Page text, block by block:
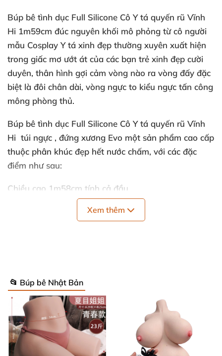
Búp bê tình dục Full Silicone Cô Y tá quyến rũ Vĩnh
Hi 1m59cm đúc nguyên khối mô phỏng từ cô người
mẫu Cosplay Y tá xinh đẹp thường xuyên xuất hiện
trong giấc mơ ướt át của các bạn trẻ xinh đẹp cười
duyên, thân hình gợi cảm vòng nào ra vòng đấy đặc
biệt là đôi chân dài, vòng ngực to kiểu ngực tấn công
mông phòng thủ.
Búp bê tình dục Full Silicone Cô Y tá quyến rũ Vĩnh
Hi túi ngực , đứng xương Evo một sản phẩm cao cấp
thuộc phân khúc đẹp hết nước chấm, với các đặc
điểm như sau:
Chiều cao 1m58cm tính cả đầu.
– Đầu làm bằng silicone chất liệu cao cấp nhất hiện
– Thân Silicone chất liệu cao cấp nhất hiện nay nhập
khẩu bền bỉ dễ vệ sinh, mềm mại đàn hồi y như da
thật vậy
– Chân được gia cố bằng đinh có thể đứng thẳng và
Xem thêm
📂 Búp bê Nhật Bản